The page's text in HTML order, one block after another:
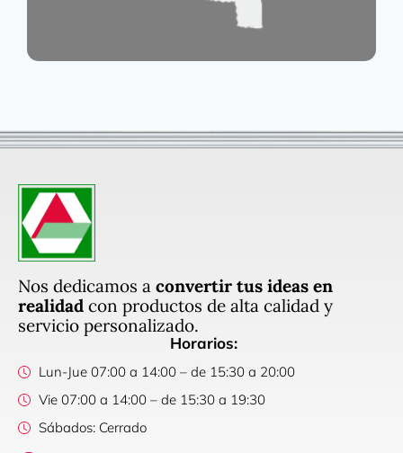
Nos dedicamos a convertir tus ideas en
realidad con productos de alta calidad y
servicio personalizado.
Horarios:
Lun-Jue 07:00 a 14:00 – de 15:30 a 20:00
Vie 07:00 a 14:00 – de 15:30 a 19:30
Sábados: Cerrado